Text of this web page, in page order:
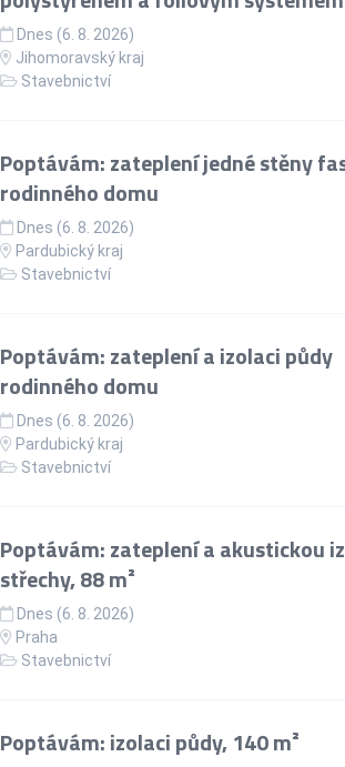
Dnes (6. 8. 2026)
Jihomoravský kraj
Stavebnictví
Poptávám: zateplení jedné stěny
rodinného domu
Dnes (6. 8. 2026)
Pardubický kraj
Stavebnictví
Poptávám: zateplení a izolaci půdy
rodinného domu
Dnes (6. 8. 2026)
Pardubický kraj
Stavebnictví
Poptávám: zateplení a akustickou
střechy, 88 m²
Dnes (6. 8. 2026)
Praha
Stavebnictví
Poptávám: izolaci půdy, 140 m²